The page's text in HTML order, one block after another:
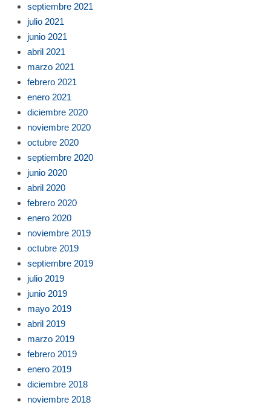
septiembre 2021
julio 2021
junio 2021
abril 2021
marzo 2021
febrero 2021
enero 2021
diciembre 2020
noviembre 2020
octubre 2020
septiembre 2020
junio 2020
abril 2020
febrero 2020
enero 2020
noviembre 2019
octubre 2019
septiembre 2019
julio 2019
junio 2019
mayo 2019
abril 2019
marzo 2019
febrero 2019
enero 2019
diciembre 2018
noviembre 2018